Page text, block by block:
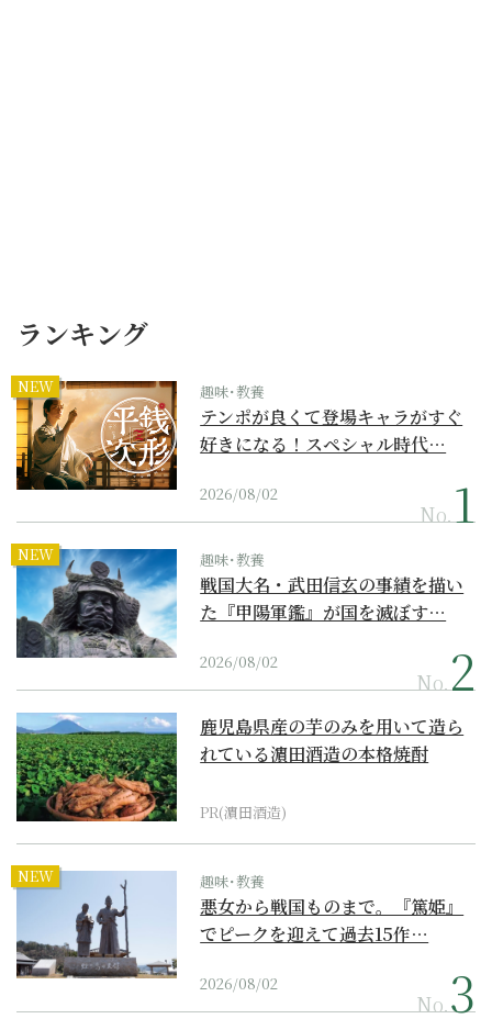
ランキング
NEW 趣味･教養
テンポが良くて登場キャラがすぐ
好きになる！スペシャル時代…
2026/08/02
No.
NEW 趣味･教養
戦国大名・武田信玄の事績を描い
た『甲陽軍鑑』が国を滅ぼす…
2026/08/02
No.
鹿児島県産の芋のみを用いて造ら
れている濵田酒造の本格焼酎
PR(濵田酒造)
NEW 趣味･教養
悪女から戦国ものまで。『篤姫』
でピークを迎えて過去15作…
2026/08/02
No.